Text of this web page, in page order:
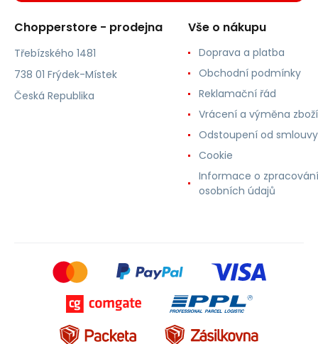
Chopperstore - prodejna
Třebízského 1481
738 01 Frýdek-Místek
Česká Republika
Vše o nákupu
Doprava a platba
Obchodní podmínky
Reklamační řád
Vrácení a výměna zboží
Odstoupení od smlouvy
Cookie
Informace o zpracování
osobních údajů